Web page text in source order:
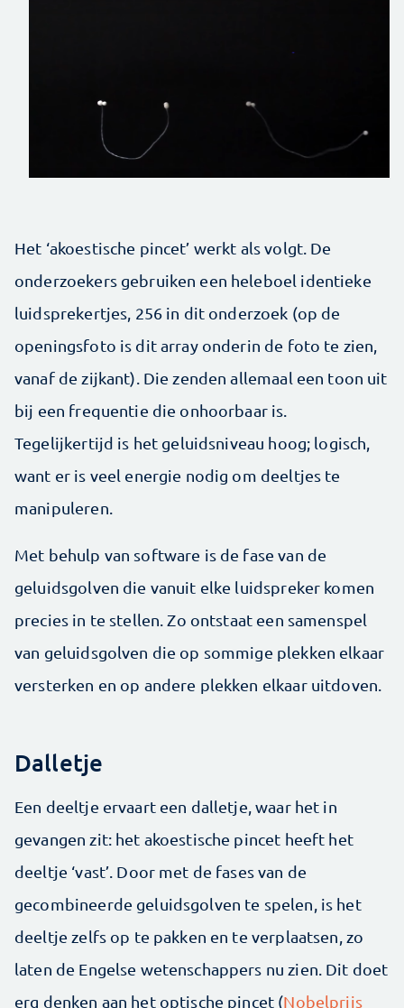
Het ‘akoestische pincet’ werkt als volgt. De
onderzoekers gebruiken een heleboel identieke
luidsprekertjes, 256 in dit onderzoek (op de
openingsfoto is dit array onderin de foto te zien,
vanaf de zijkant). Die zenden allemaal een toon uit
bij een frequentie die onhoorbaar is.
Tegelijkertijd is het geluidsniveau hoog; logisch,
want er is veel energie nodig om deeltjes te
manipuleren.
Met behulp van software is de fase van de
geluidsgolven die vanuit elke luidspreker komen
precies in te stellen. Zo ontstaat een samenspel
van geluidsgolven die op sommige plekken elkaar
versterken en op andere plekken elkaar uitdoven.
Dalletje
Een deeltje ervaart een dalletje, waar het in
gevangen zit: het akoestische pincet heeft het
deeltje ‘vast’. Door met de fases van de
gecombineerde geluidsgolven te spelen, is het
deeltje zelfs op te pakken en te verplaatsen, zo
laten de Engelse wetenschappers nu zien. Dit doet
erg denken aan het optische pincet (Nobelprijs